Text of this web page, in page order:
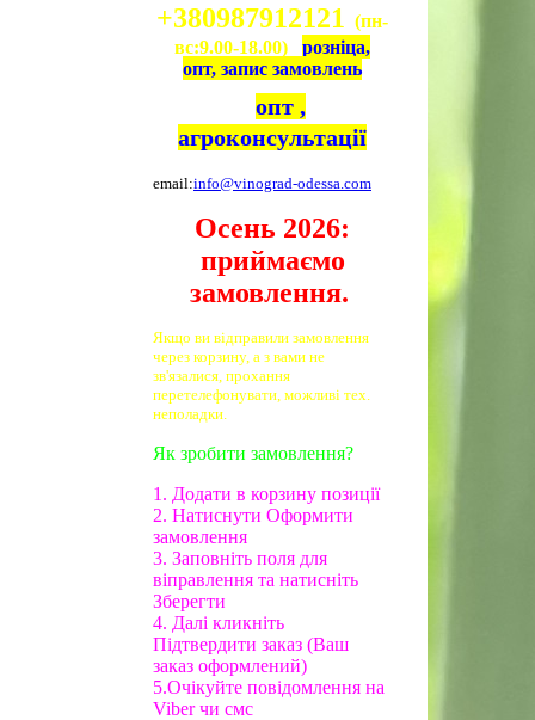
+380987912121 (пн-
вс:9.00-18.00) розніца,
опт, запис замовлень
опт ,
агроконсультації
email:info@vinograd-odessa.com
Осень 2026:
приймаємо
замовлення.
Якщо ви відправили замовлення
через корзину, а з вами не
зв'язалися, прохання
перетелефонувати, можливі тех.
неполадки.
Як зробити замовлення?
1. Додати в корзину позиції
2. Натиснути Оформити
замовлення
3. Заповніть поля для
віправлення та натисніть
Зберегти
4. Далі кликніть
Підтвердити заказ (Ваш
заказ оформлений)
5.Очікуйте повідомлення на
Viber чи смс